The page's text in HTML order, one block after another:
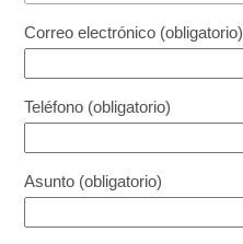
Correo electrónico (obligatorio)
Teléfono (obligatorio)
Asunto (obligatorio)